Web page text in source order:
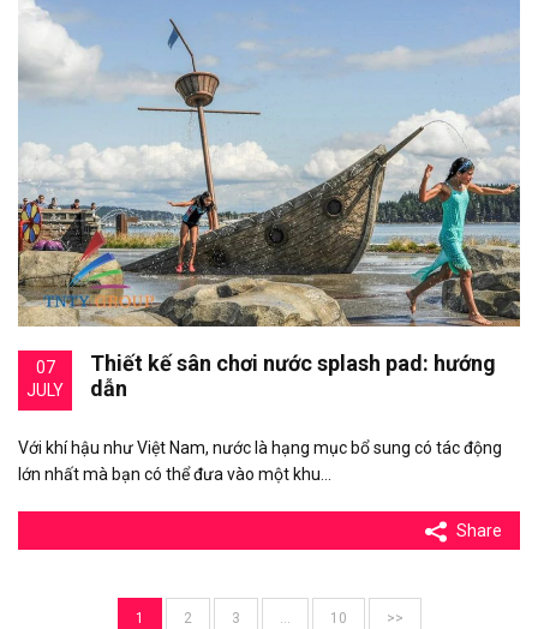
07
JULY
Thiết kế sân chơi nước splash pad: hướng
dẫn
Với khí hậu như Việt Nam, nước là hạng mục bổ sung có tác động
lớn nhất mà bạn có thể đưa vào một khu…
Share
1 2 3 10 >>